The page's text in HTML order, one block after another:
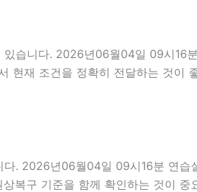
있습니다. 2026년06월04일 09시16
현재 조건을 정확히 전달하는 것이
. 2026년06월04일 09시16분 연습
복구 기준을 함께 확인하는 것이